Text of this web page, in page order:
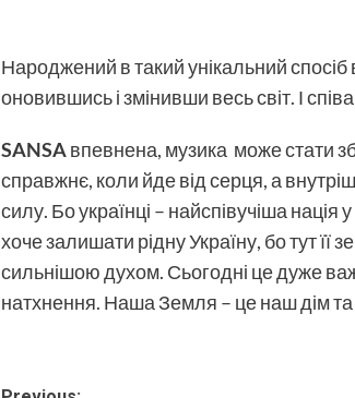
Народжений в такий унікальний спосіб
оновившись і змінивши весь світ. І
SANSAвпевнена, музика може стати
справжнє, коли йде від серця, а
силу. Бо українці – найспівучіша
хоче залишати рідну Україну, бо тут її
сильнішою духом. Сьогодні це дуже
натхнення. Наша Земля – це наш дім